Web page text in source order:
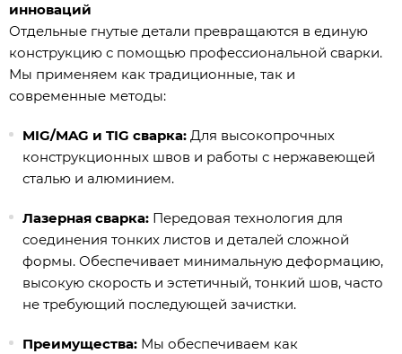
инноваций
Отдельные гнутые детали превращаются в единую
конструкцию с помощью профессиональной сварки.
Мы применяем как традиционные, так и
современные методы:
MIG/MAG и TIG сварка: Для высокопрочных
конструкционных швов и работы с нержавеющей
сталью и алюминием.
Лазерная сварка: Передовая технология для
соединения тонких листов и деталей сложной
формы. Обеспечивает минимальную деформацию,
высокую скорость и эстетичный, тонкий шов, часто
не требующий последующей зачистки.
Преимущества: Мы обеспечиваем как